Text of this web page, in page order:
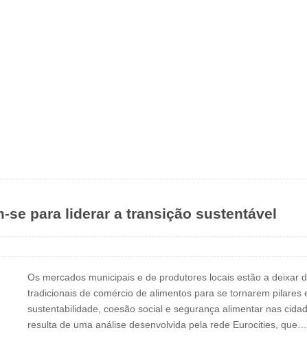
se para liderar a transição sustentável
Os mercados municipais e de produtores locais estão a deixar
tradicionais de comércio de alimentos para se tornarem pilares
sustentabilidade, coesão social e segurança alimentar nas
resulta de uma análise desenvolvida pela rede Eurocities, que…